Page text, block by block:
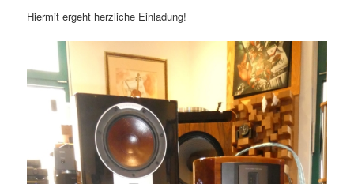
Hiermit ergeht herzliche Einladung!